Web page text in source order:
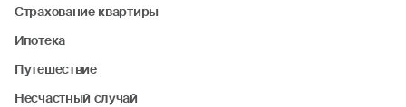
Страхование квартиры
Ипотека
Путешествие
Несчастный случай